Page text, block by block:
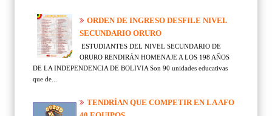
ORDEN DE INGRESO DESFILE NIVEL
SECUNDARIO ORURO
ESTUDIANTES DEL NIVEL SECUNDARIO DE
ORURO RENDIRÁN HOMENAJE A LOS 198 AÑOS
DE LA INDEPENDENCIA DE BOLIVIA Son 90 unidades educativas
que de...
TENDRÍAN QUE COMPETIR EN LA AFO